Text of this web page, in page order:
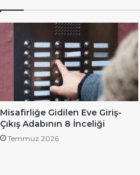
Misafirliğe Gidilen Eve Giriş-
Çıkış Adabının 8 İnceliği
Temmuz 2026